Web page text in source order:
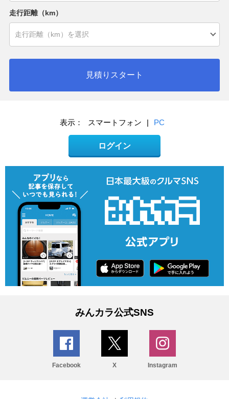
走行距離（km）
見積りスタート
表示： スマートフォン | PC
ログイン
みんカラ公式SNS
Facebook X Instagram